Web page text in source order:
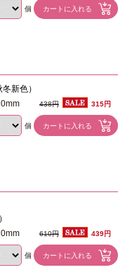
個
新色）
438円 315円
個
610円 439円
個